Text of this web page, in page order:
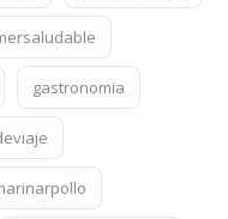
gastronomia